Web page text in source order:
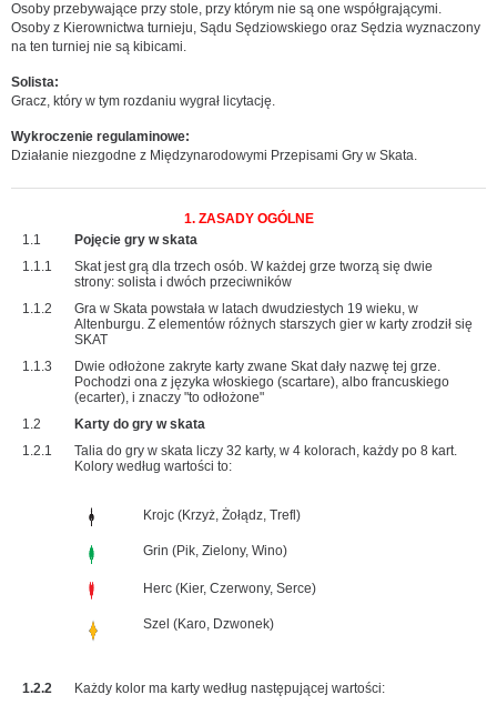
Osoby przebywające przy stole, przy którym nie są one współgrającymi.
Osoby z Kierownictwa turnieju, Sądu Sędziowskiego oraz Sędzia wyznaczony
na ten turniej nie są kibicami.
Solista:
Gracz, który w tym rozdaniu wygrał licytację.
Wykroczenie regulaminowe:
Działanie niezgodne z Międzynarodowymi Przepisami Gry w Skata.
1. ZASADY OGÓLNE
1.1
Pojęcie gry w skata
1.1.1
Skat jest grą dla trzech osób. W każdej grze tworzą się dwie
strony: solista i dwóch przeciwników
1.1.2
Gra w Skata powstała w latach dwudziestych 19 wieku, w
Altenburgu. Z elementów różnych starszych gier w karty zrodził się
SKAT
1.1.3
Dwie odłożone zakryte karty zwane Skat dały nazwę tej grze.
Pochodzi ona z języka włoskiego (scartare), albo francuskiego
(ecarter), i znaczy "to odłożone"
1.2
Karty do gry w skata
1.2.1
Talia do gry w skata liczy 32 karty, w 4 kolorach, każdy po 8 kart.
Kolory według wartości to:
Krojc (Krzyż, Żołądz, Trefl)
Grin (Pik, Zielony, Wino)
Herc (Kier, Czerwony, Serce)
Szel (Karo, Dzwonek)
1.2.2 Każdy kolor ma karty według następującej wartości: